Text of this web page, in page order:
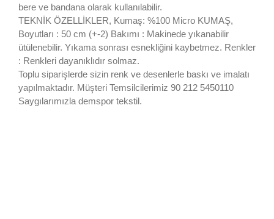
bere ve bandana olarak kullanılabilir.
TEKNİK ÖZELLİKLER, Kumaş: %100 Micro KUMAŞ,
Boyutları : 50 cm (+-2) Bakımı : Makinede yıkanabilir
ütülenebilir. Yıkama sonrası esnekliğini kaybetmez. Renkler
: Renkleri dayanıklıdır solmaz.
Toplu siparişlerde sizin renk ve desenlerle baskı ve imalatı
yapılmaktadır. Müşteri Temsilcilerimiz 90 212 5450110
Saygılarımızla demspor tekstil.